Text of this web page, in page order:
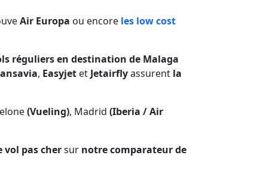
Air Europa ou encore les low cost
réguliers en destination de Malaga
, Easyjet et Jetairflyassurent la
(Vueling), Madrid (Iberia / Air
vol pas chersur notre comparateur de